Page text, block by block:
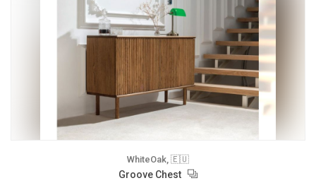
WhiteOak, 🇪🇺
Groove Chest